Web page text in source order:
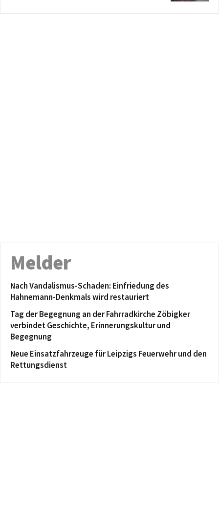
Melder
Nach Vandalismus-Schaden: Einfriedung des
Hahnemann-Denkmals wird restauriert
Tag der Begegnung an der Fahrradkirche Zöbigker
verbindet Geschichte, Erinnerungskultur und
Begegnung
Neue Einsatzfahrzeuge für Leipzigs Feuerwehr und den
Rettungsdienst